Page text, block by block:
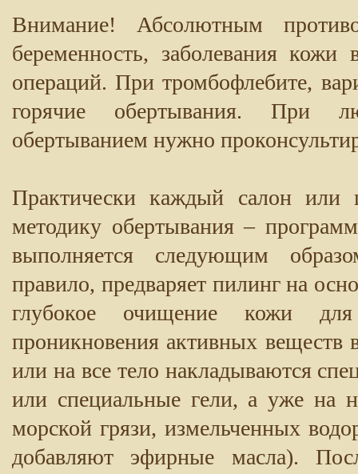
Внимание! Абсолютным
беременность, заболевания
операций. При тромбофлебите,
горячие обертывания. При
обертыванием нужно
Практически каждый салон или
методику обертывания –
выполняется следующим
правило, предваряет пилинг на
глубокое очищение кожи
проникновения активных веществ
или на все тело накладываются
или специальные гели, а уже на
морской грязи, измельченных
добавляют эфирные масла).